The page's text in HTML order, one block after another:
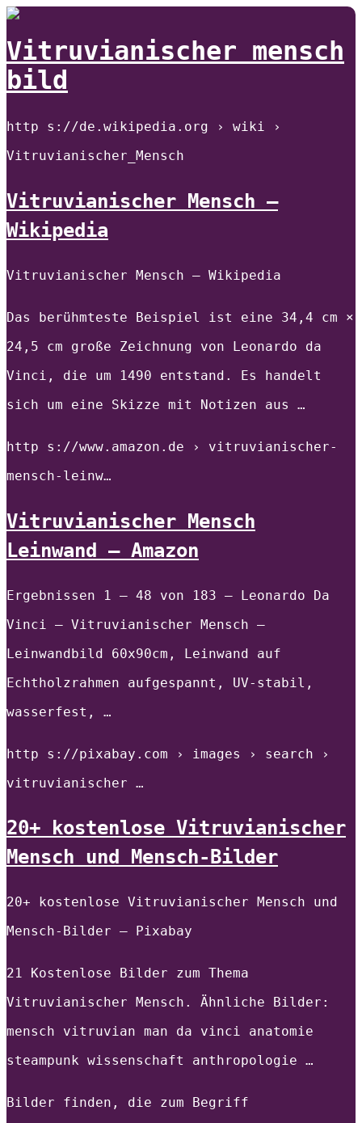
Vitruvianischer mensch
bild
http s://de.wikipedia.org › wiki ›
Vitruvianischer_Mensch
Vitruvianischer Mensch –
Wikipedia
Vitruvianischer Mensch – Wikipedia
Das berühmteste Beispiel ist eine 34,4 cm ×
24,5 cm große Zeichnung von Leonardo da
Vinci, die um 1490 entstand. Es handelt
sich um eine Skizze mit Notizen aus …
http s://www.amazon.de › vitruvianischer-
mensch-leinw…
Vitruvianischer Mensch
Leinwand – Amazon
Ergebnissen 1 – 48 von 183 — Leonardo Da
Vinci – Vitruvianischer Mensch –
Leinwandbild 60x90cm, Leinwand auf
Echtholzrahmen aufgespannt, UV-stabil,
wasserfest, …
http s://pixabay.com › images › search ›
vitruvianischer …
20+ kostenlose Vitruvianischer
Mensch und Mensch-Bilder
20+ kostenlose Vitruvianischer Mensch und
Mensch-Bilder – Pixabay
21 Kostenlose Bilder zum Thema
Vitruvianischer Mensch. Ähnliche Bilder:
mensch vitruvian man da vinci anatomie
steampunk wissenschaft anthropologie …
Bilder finden, die zum Begriff